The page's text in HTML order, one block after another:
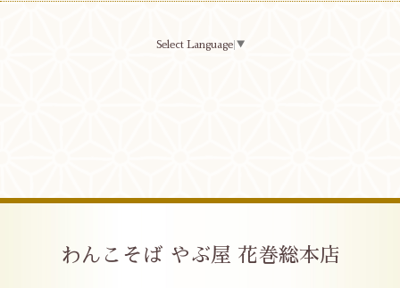
Select Language ▼
わんこそば やぶ屋 花巻総本店